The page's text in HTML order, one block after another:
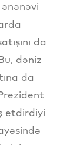
da
dəniz
da
etdirdiyi